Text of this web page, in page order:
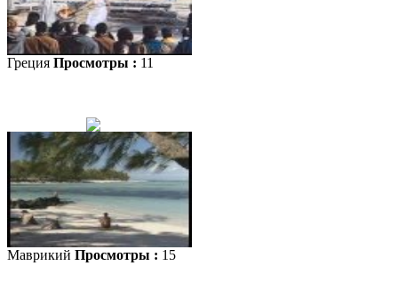
Греция Просмотры : 11
Маврикий Просмотры : 15